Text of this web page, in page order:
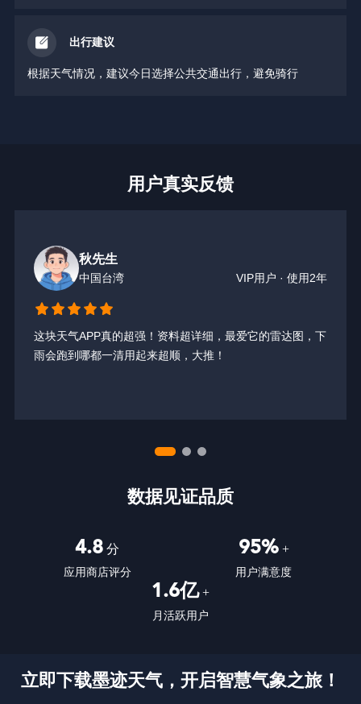
出行建议
根据天气情况，建议今日选择公共交通出行，避免骑行
用户真实反馈
秋先生
中国台湾 VIP用户 · 使用2年
这块天气APP真的超强！资料超详细，最爱它的雷达图，下
雨会跑到哪都一清用起来超顺，大推！
数据见证品质
4.8 分
应用商店评分
95%+
用户满意度
1.6亿+
月活跃用户
立即下载墨迹天气，开启智慧气象之旅！